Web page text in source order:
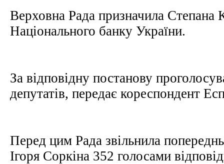
Верховна Рада призначила Степана
Національного банку України.
За відповідну постанову
депутатів, передає кореспондент
Перед цим Рада звільнила
Ігоря Соркіна 352 голосами